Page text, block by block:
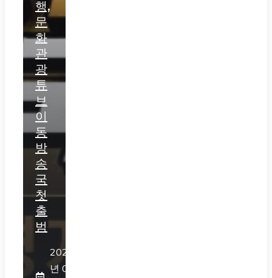
행,
문
화
관
광
튜
브
이
동
방
송
국
첫
출
범
2026
년 07